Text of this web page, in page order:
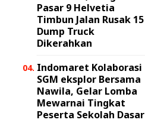
Pasar 9 Helvetia
Timbun Jalan Rusak 15
Dump Truck
Dikerahkan
Indomaret Kolaborasi
SGM eksplor Bersama
Nawila, Gelar Lomba
Mewarnai Tingkat
Peserta Sekolah Dasar